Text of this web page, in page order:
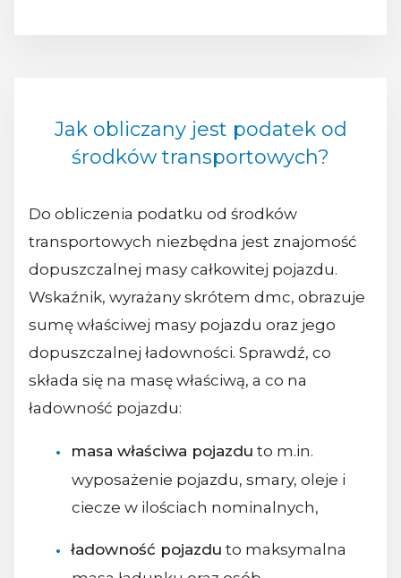
Jak obliczany jest podatek od
środków transportowych?
Do obliczenia podatku od środków
transportowych niezbędna jest znajomość
dopuszczalnej masy całkowitej pojazdu.
Wskaźnik, wyrażany skrótem dmc, obrazuje
sumę właściwej masy pojazdu oraz jego
dopuszczalnej ładowności. Sprawdź, co
składa się na masę właściwą, a co na
ładowność pojazdu:
masa właściwa pojazdu to m.in.
wyposażenie pojazdu, smary, oleje i
ciecze w ilościach nominalnych,
ładowność pojazdu to maksymalna